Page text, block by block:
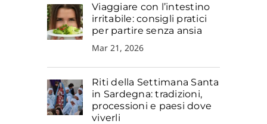
Viaggiare con l’intestino
irritabile: consigli pratici
per partire senza ansia
Mar 21, 2026
Riti della Settimana Santa
in Sardegna: tradizioni,
processioni e paesi dove
viverli